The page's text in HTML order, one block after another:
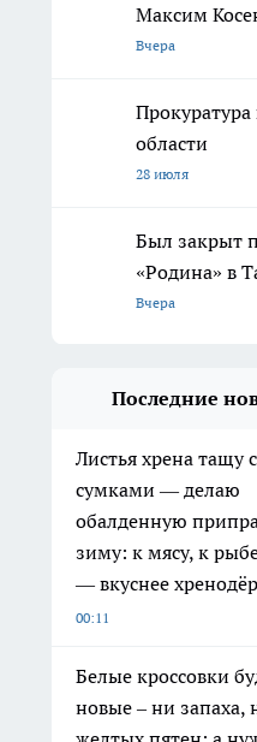
Максим
Вчера
области
28 июля
Был закрыт
«Родина» в
Вчера
Последние
Листья хрена тащу
сумками — делаю
обалденную
зиму: к мясу, к
— вкуснее
00:11
Белые кроссовки
новые – ни запаха,